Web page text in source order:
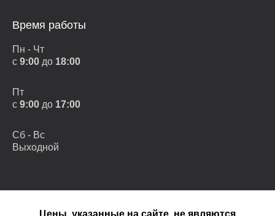
Время работы
Пн - Чт
с 9:00 до 18:00
Пт
с 9:00 до 17:00
Сб - Вс
Выходной
Цены, указанные на сайте, не являются